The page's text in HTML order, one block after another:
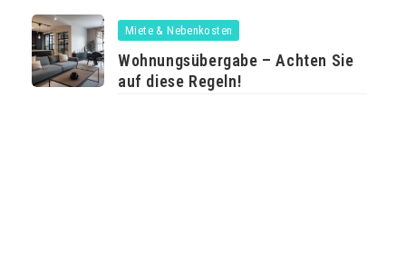
Miete & Nebenkosten
Wohnungsübergabe – Achten Sie
auf diese Regeln!